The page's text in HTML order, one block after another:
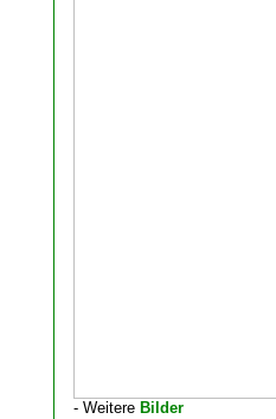
- Weitere Bilder